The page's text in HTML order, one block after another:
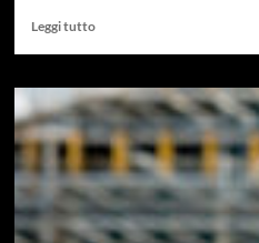
Leggi tuttoLeggi
su
“Euro
Cultura
Abruzzo”
domani
presentazione
a